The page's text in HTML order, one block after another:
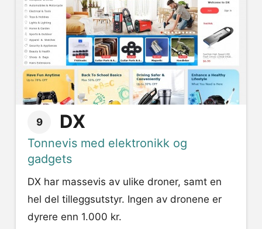
9 DX
Tonnevis med elektronikk og
gadgets
DX har massevis av ulike droner, samt en
hel del tilleggsutstyr. Ingen av dronene er
dyrere enn 1.000 kr.